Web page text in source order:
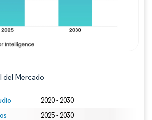
del Mercado
2020 - 2030
2025 - 2030